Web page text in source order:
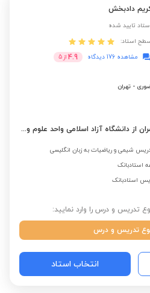
دادبخش
تایید شده
استاد:
مشاهده 176 دیدگاه
4.9 از 5
- تهران
کارشناسی ارشد مهندسی عمران از دانشگاه آزاد اسلامی واحد علوم و تحقیقات تهران
شیمی و ریاضیات به زبان انگلیسی
استادبانک
استادبانک
تدریس و درس را وارد نمایید:
تدریس و درس
انتخاب استاد